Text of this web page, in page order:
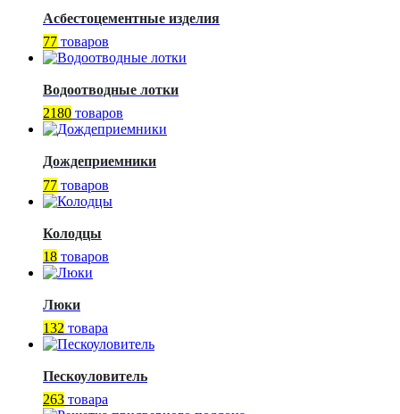
Асбестоцементные изделия
77 товаров
Водоотводные лотки
2180 товаров
Дождеприемники
77 товаров
Колодцы
18 товаров
Люки
132 товара
Пескоуловитель
263 товара